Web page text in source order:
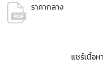
ราคากลาง
แชร์เนื้อห